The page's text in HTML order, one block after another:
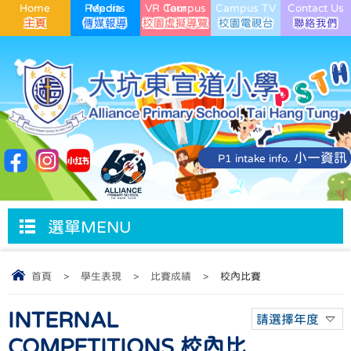
Home Media Reports VR Campus Tour Campus TV Contact Us
P1 intake info. 小一資訊
選單MENU
首頁 > 學生表現 > 比賽成績 > 校內比賽
請選擇年度
INTERNAL